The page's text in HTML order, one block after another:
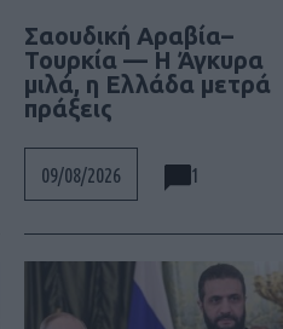
Σαουδική Αραβία–
Τουρκία — Η Άγκυρα
μιλά, η Ελλάδα μετρά
πράξεις
09/08/2026 1